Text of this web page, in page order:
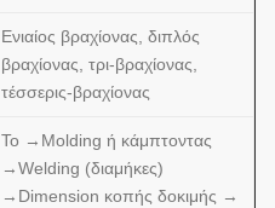
Ενιαίος βραχίονας, διπλός
βραχίονας, τρι-βραχίονας,
τέσσερις-βραχίονας
Το →Molding ή κάμπτοντας
→Welding (διαμήκες)
→Dimension κοπής δοκιμής →